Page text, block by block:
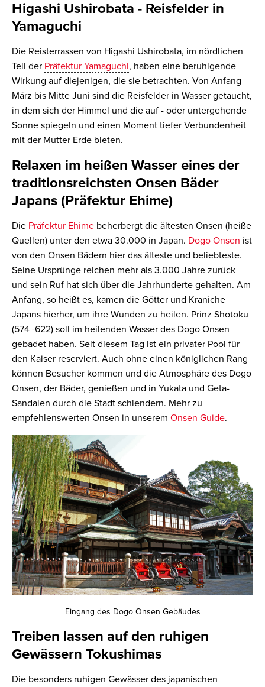
Higashi Ushirobata - Reisfelder in
Yamaguchi
Die Reisterrassen von Higashi Ushirobata, im nördlichen
Teil der Präfektur Yamaguchi, haben eine beruhigende
Wirkung auf diejenigen, die sie betrachten. Von Anfang
März bis Mitte Juni sind die Reisfelder in Wasser getaucht,
in dem sich der Himmel und die auf - oder untergehende
Sonne spiegeln und einen Moment tiefer Verbundenheit
mit der Mutter Erde bieten.
Relaxen im heißen Wasser eines der
traditionsreichsten Onsen Bäder
Japans (Präfektur Ehime)
Die Präfektur Ehime beherbergt die ältesten Onsen (heiße
Quellen) unter den etwa 30.000 in Japan. Dogo Onsen ist
von den Onsen Bädern hier das älteste und beliebteste.
Seine Ursprünge reichen mehr als 3.000 Jahre zurück
und sein Ruf hat sich über die Jahrhunderte gehalten. Am
Anfang, so heißt es, kamen die Götter und Kraniche
Japans hierher, um ihre Wunden zu heilen. Prinz Shotoku
(574 -622) soll im heilenden Wasser des Dogo Onsen
gebadet haben. Seit diesem Tag ist ein privater Pool für
den Kaiser reserviert. Auch ohne einen königlichen Rang
können Besucher kommen und die Atmosphäre des Dogo
Onsen, der Bäder, genießen und in Yukata und Geta-
Sandalen durch die Stadt schlendern. Mehr zu
empfehlenswerten Onsen in unserem Onsen Guide.
Eingang des Dogo Onsen Gebäudes
Treiben lassen auf den ruhigen
Gewässern Tokushimas
Die besonders ruhigen Gewässer des japanischen